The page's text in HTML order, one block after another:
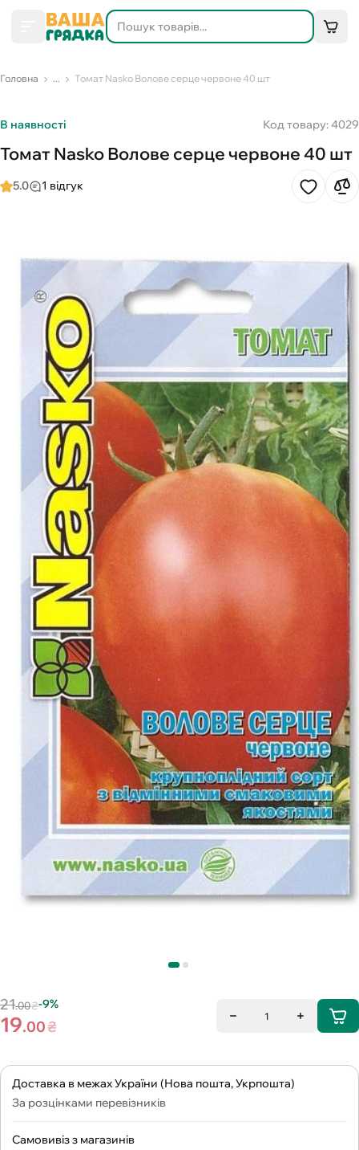
Головна ... Томат Nasko Волове серце червоне 40 шт
В наявності Код товару: 4029
Томат Nasko Волове серце червоне 40 шт
5.0 1 відгук
21.00₴-9%
19.00₴
1
Доставка в межах України (Нова пошта, Укрпошта)
За розцінками перевізників
Самовивіз з магазинів